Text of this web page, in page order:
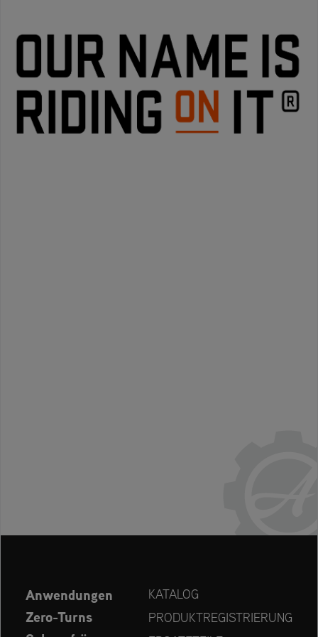
Anwendungen
Zero-Turns
KATALOG
PRODUKTREGISTRIERUNG